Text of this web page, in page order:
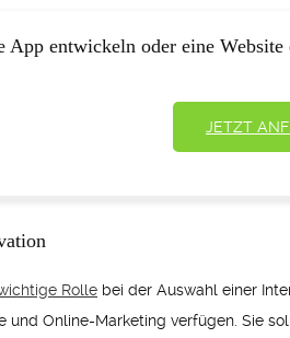
App entwickeln oder eine
JETZT
Rolle bei der Auswahl einer
Online-Marketing verfügen. Sie